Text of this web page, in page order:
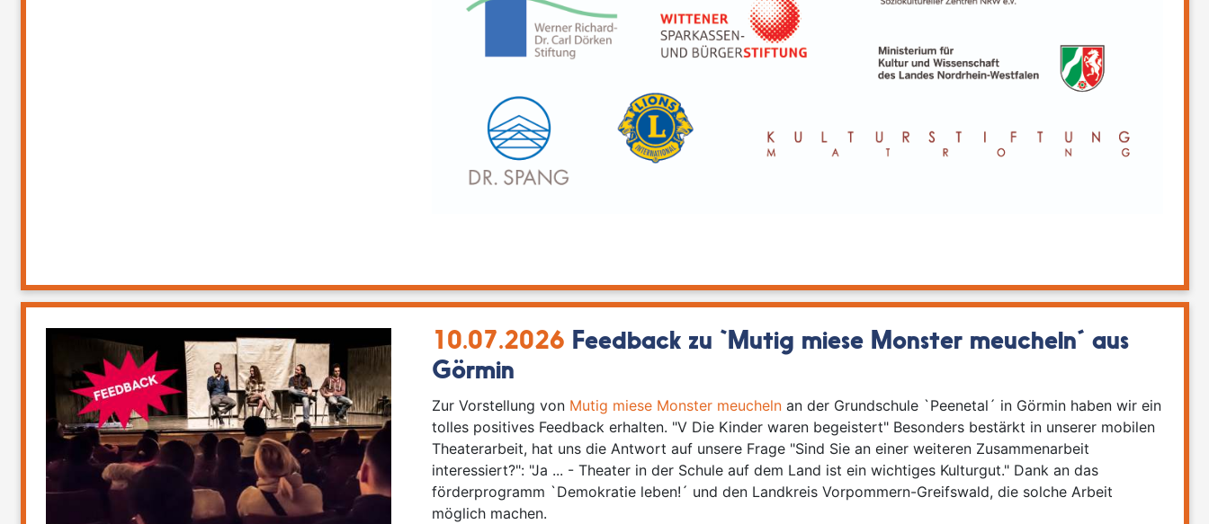
10.07.2026 Feedback zu `Mutig miese Monster meucheln´ aus
Görmin
Zur Vorstellung von Mutig miese Monster meucheln an der Grundschule `Peenetal´ in Görmin haben wir ein
tolles positives Feedback erhalten. "V Die Kinder waren begeistert" Besonders bestärkt in unserer mobilen
Theaterarbeit, hat uns die Antwort auf unsere Frage "Sind Sie an einer weiteren Zusammenarbeit
interessiert?": "Ja ... - Theater in der Schule auf dem Land ist ein wichtiges Kulturgut." Dank an das
förderprogramm `Demokratie leben!´ und den Landkreis Vorpommern-Greifswald, die solche Arbeit
möglich machen.